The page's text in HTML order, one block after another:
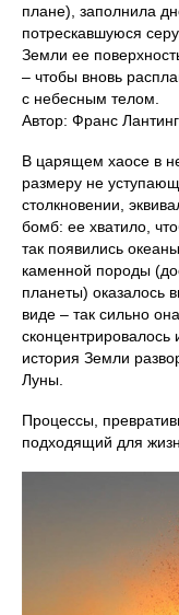
плане), заполнила
потрескавшуюся
Земли ее
– чтобы вновь
с небесным телом.
Автор: Франс Лантинг
В царящем хаосе в
размеру не
столкновении,
бомб: ее хватило,
так появились
каменной породы
планеты) оказалось
виде – так сильно
сконцентрировалось
история Земли
Луны.
Процессы,
подходящий для